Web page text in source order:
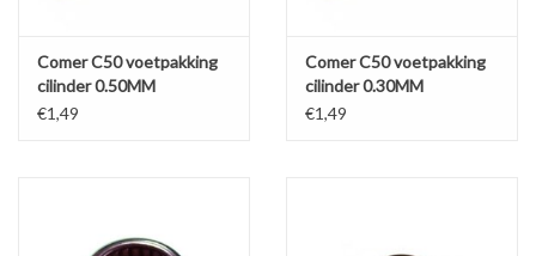
Comer C50 voetpakking
cilinder 0.50MM
€1,49
Comer C50 voetpakking
cilinder 0.30MM
€1,49